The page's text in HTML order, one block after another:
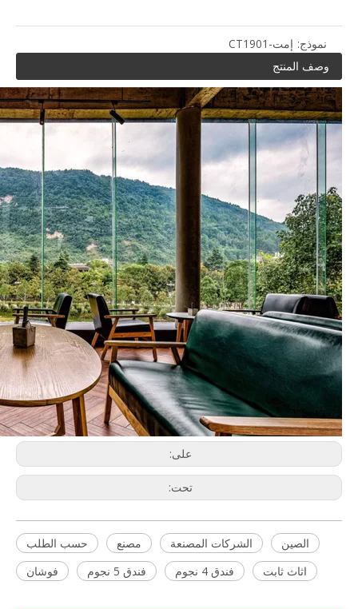
نموذج: إمت-CT1901
وصف المنتج
على:
تحت:
حسب الطلب مصنع الشركات المصنعة
الصين
فوشان
فندق 5 نجوم فندق 4 نجوم اثاث ثابت